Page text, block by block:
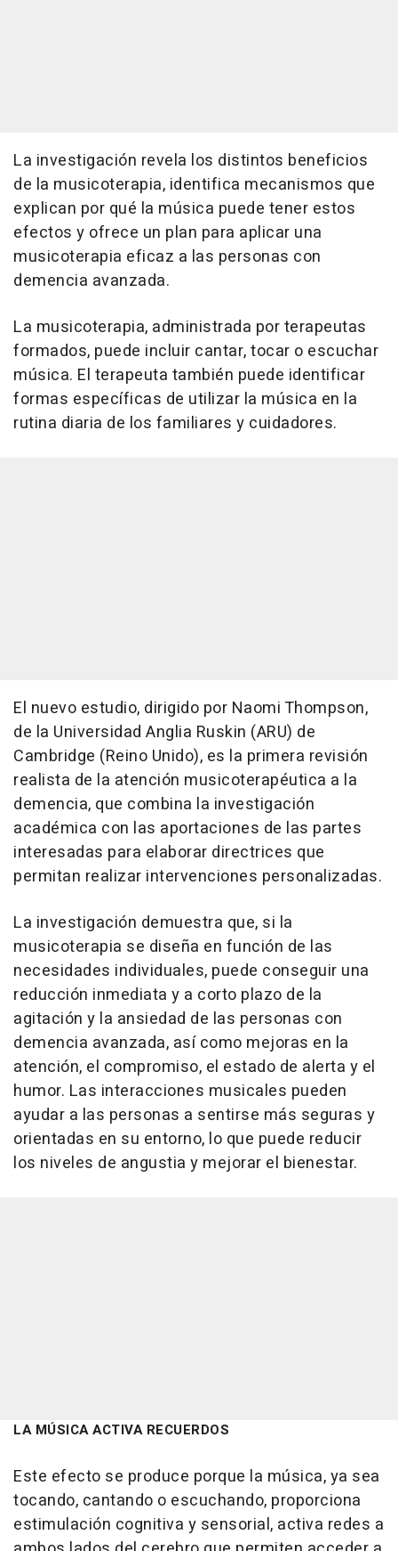
La investigación revela los distintos beneficios
de la musicoterapia, identifica mecanismos que
explican por qué la música puede tener estos
efectos y ofrece un plan para aplicar una
musicoterapia eficaz a las personas con
demencia avanzada.
La musicoterapia, administrada por terapeutas
formados, puede incluir cantar, tocar o escuchar
música. El terapeuta también puede identificar
formas específicas de utilizar la música en la
rutina diaria de los familiares y cuidadores.
El nuevo estudio, dirigido por Naomi Thompson,
de la Universidad Anglia Ruskin (ARU) de
Cambridge (Reino Unido), es la primera revisión
realista de la atención musicoterapéutica a la
demencia, que combina la investigación
académica con las aportaciones de las partes
interesadas para elaborar directrices que
permitan realizar intervenciones personalizadas.
La investigación demuestra que, si la
musicoterapia se diseña en función de las
necesidades individuales, puede conseguir una
reducción inmediata y a corto plazo de la
agitación y la ansiedad de las personas con
demencia avanzada, así como mejoras en la
atención, el compromiso, el estado de alerta y el
humor. Las interacciones musicales pueden
ayudar a las personas a sentirse más seguras y
orientadas en su entorno, lo que puede reducir
los niveles de angustia y mejorar el bienestar.
LA MÚSICA ACTIVA RECUERDOS
Este efecto se produce porque la música, ya sea
tocando, cantando o escuchando, proporciona
estimulación cognitiva y sensorial, activa redes a